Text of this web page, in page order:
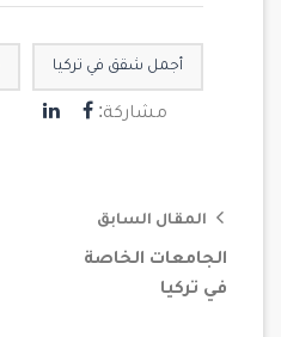
أجمل شقق في تركيا
مشاركة:
المقال السابق
الجامعات الخاصة
في تركيا